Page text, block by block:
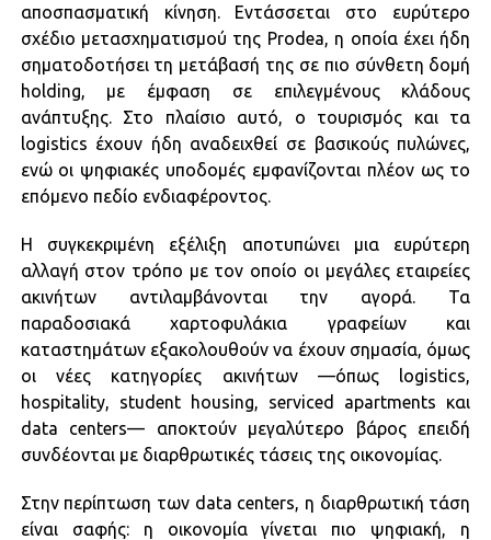
αποσπασματική κίνηση. Εντάσσεται στο ευρύτερο
σχέδιο μετασχηματισμού της Prodea, η οποία έχει ήδη
σηματοδοτήσει τη μετάβασή της σε πιο σύνθετη δομή
holding, με έμφαση σε επιλεγμένους κλάδους
ανάπτυξης. Στο πλαίσιο αυτό, ο τουρισμός και τα
logistics έχουν ήδη αναδειχθεί σε βασικούς πυλώνες,
ενώ οι ψηφιακές υποδομές εμφανίζονται πλέον ως το
επόμενο πεδίο ενδιαφέροντος.
Η συγκεκριμένη εξέλιξη αποτυπώνει μια ευρύτερη
αλλαγή στον τρόπο με τον οποίο οι μεγάλες εταιρείες
ακινήτων αντιλαμβάνονται την αγορά. Τα
παραδοσιακά χαρτοφυλάκια γραφείων και
καταστημάτων εξακολουθούν να έχουν σημασία, όμως
οι νέες κατηγορίες ακινήτων —όπως logistics,
hospitality, student housing, serviced apartments και
data centers— αποκτούν μεγαλύτερο βάρος επειδή
συνδέονται με διαρθρωτικές τάσεις της οικονομίας.
Στην περίπτωση των data centers, η διαρθρωτική τάση
είναι σαφής: η οικονομία γίνεται πιο ψηφιακή, η